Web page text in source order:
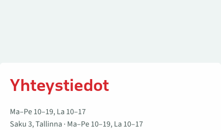
Yhteystiedot
Ma–Pe 10–19, La 10–17
Saku 3, Tallinna · Ma–Pe 10–19, La 10–17